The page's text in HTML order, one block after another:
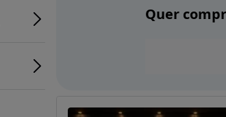
Quer